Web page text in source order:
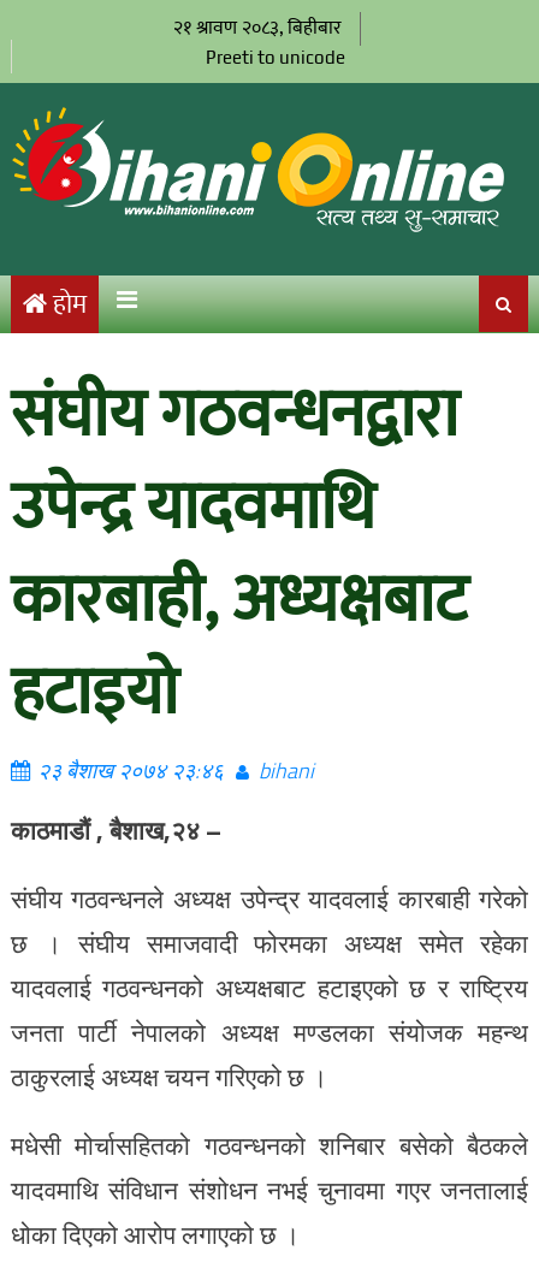
२१ श्रावण २०८३, बिहीबार
Preeti to unicode
होम
संघीय गठवन्धनद्वारा
उपेन्द्र यादवमाथि
कारबाही, अध्यक्षबाट
हटाइयो
२३ बैशाख २०७४ २३:४६ bihani
काठमाडौं , बैशाख,२४ –
संघीय गठवन्धनले अध्यक्ष उपेन्द्र यादवलाई कारबाही गरेको
छ । संघीय समाजवादी फोरमका अध्यक्ष समेत रहेका
यादवलाई गठवन्धनको अध्यक्षबाट हटाइएको छ र राष्ट्रिय
जनता पार्टी नेपालको अध्यक्ष मण्डलका संयोजक महन्थ
ठाकुरलाई अध्यक्ष चयन गरिएको छ ।
मधेसी मोर्चासहितको गठवन्धनको शनिबार बसेको बैठकले
यादवमाथि संविधान संशोधन नभई चुनावमा गएर जनतालाई
धोका दिएको आरोप लगाएको छ ।